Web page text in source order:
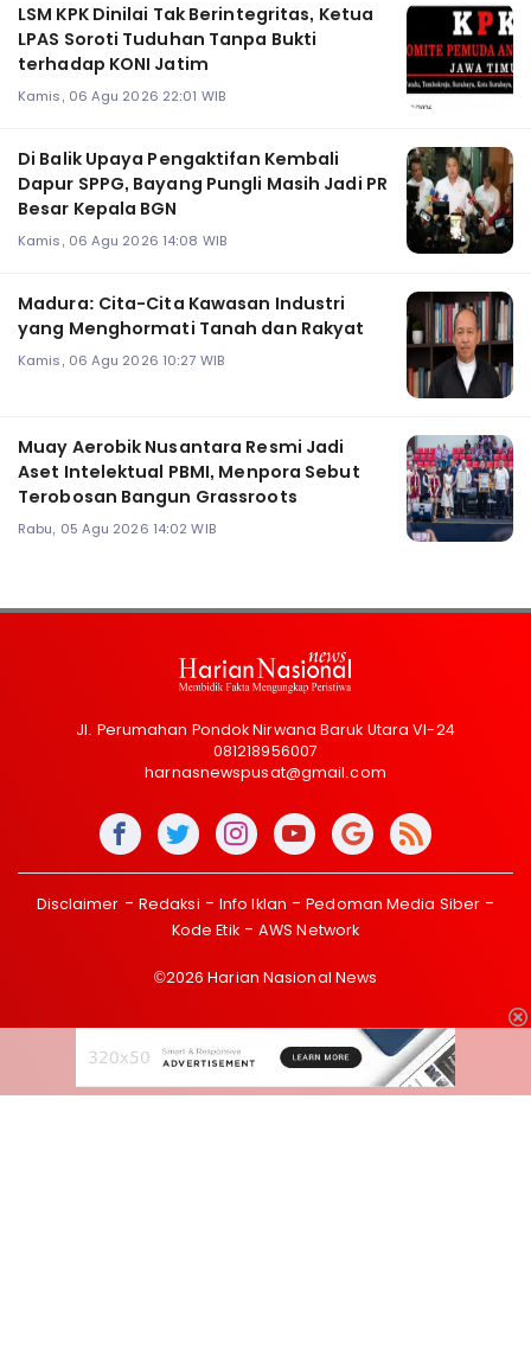
LSM KPK Dinilai Tak Berintegritas, Ketua
LPAS Soroti Tuduhan Tanpa Bukti
terhadap KONI Jatim
Kamis, 06 Agu 2026 22:01 WIB
Di Balik Upaya Pengaktifan Kembali
Dapur SPPG, Bayang Pungli Masih Jadi PR
Besar Kepala BGN
Kamis, 06 Agu 2026 14:08 WIB
Madura: Cita-Cita Kawasan Industri
yang Menghormati Tanah dan Rakyat
Kamis, 06 Agu 2026 10:27 WIB
Muay Aerobik Nusantara Resmi Jadi
Aset Intelektual PBMI, Menpora Sebut
Terobosan Bangun Grassroots
Rabu, 05 Agu 2026 14:02 WIB
Jl. Perumahan Pondok Nirwana Baruk Utara VI-24
081218956007
harnasnewspusat@gmail.com
Disclaimer Redaksi Info Iklan
Pedoman Media Siber
Kode Etik
AWS Network
©2026 Harian Nasional News